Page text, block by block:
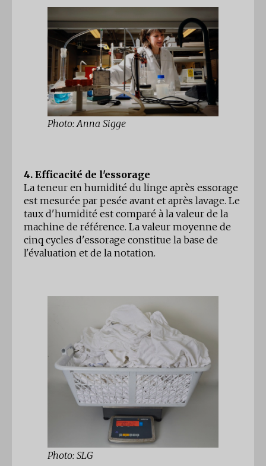
Photo: Anna Sigge
4. Efficacité de l'essorage
La teneur en humidité du linge après essorage
est mesurée par pesée avant et après lavage. Le
taux d'humidité est comparé à la valeur de la
machine de référence. La valeur moyenne de
cinq cycles d'essorage constitue la base de
l'évaluation et de la notation.
Photo: SLG